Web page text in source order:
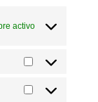
activo
COOKIES
MARKETING